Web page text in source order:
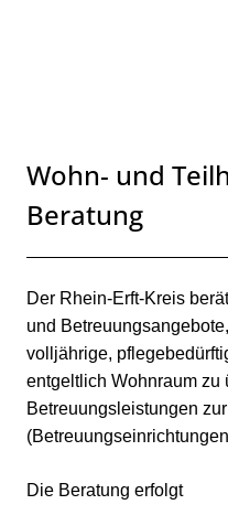
Wohn- und
Beratung
Beschreibung
Der Rhein-Erft-Kreis
und
volljährige,
entgeltlich Wohnraum zu
Betreuungsleistungen
Die Beratung erfolgt